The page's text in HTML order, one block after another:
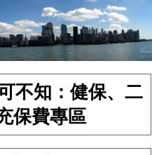
不知：健保、二
保費專區